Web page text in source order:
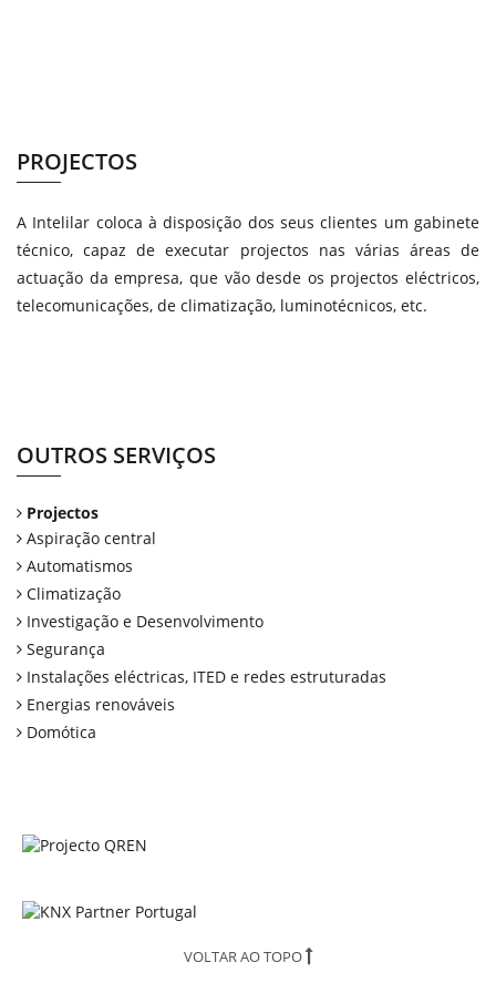
PROJECTOS
A Intelilar coloca à disposição dos seus clientes um gabinete
técnico, capaz de executar projectos nas várias áreas de
actuação da empresa, que vão desde os projectos eléctricos,
telecomunicações, de climatização, luminotécnicos, etc.
OUTROS SERVIÇOS
Projectos
Aspiração central
Automatismos
Climatização
Investigação e Desenvolvimento
Segurança
Instalações eléctricas, ITED e redes estruturadas
Energias renováveis
Domótica
VOLTAR AO TOPO